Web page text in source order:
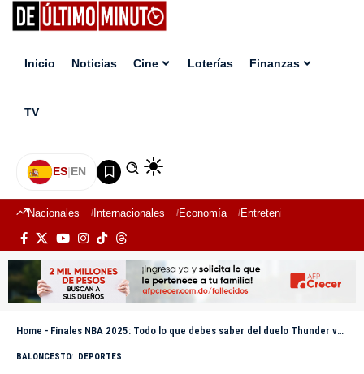
Inicio Noticias Cine Loterías Finanzas
TV
ES|EN
Nacionales Internacionales Economía Entretenimiento
Home - Finales NBA 2025: Todo lo que debes saber del duelo Thunder vs Pacers
BALONCESTO DEPORTES